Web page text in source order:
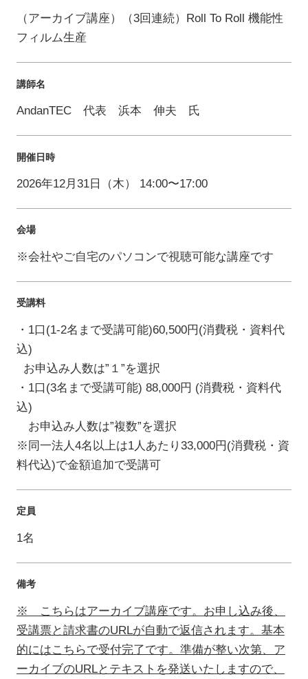
（アーカイブ講座）（3回連続）Roll To Roll 機能性
フィルム生産
講師名
AndanTEC 代表 浜本 伸夫 氏
開催日時
2026年12月31日（木） 14:00〜17:00
会場
※会社やご自宅のパソコンで視聴可能な講座です
受講料
・1口(1-2名まで受講可能)60,500円(消費税・資料代
込)
お申込み人数は”１”を選択
・1口(3名まで受講可能) 88,000円 (消費税・資料代
込)
お申込み人数は”複数”を選択
※同一法人4名以上は1人あたり33,000円(消費税・資
料代込)で金額追加で受講可
定員
1名
備考
※ こちらはアーカイブ講座です。お申し込み後、
受講票と請求書のURLが自動で返信されます。基本
的にはこちらで受付完了です。準備が整い次第、ア
ーカイブのURLとテキストを発送いたしますので、